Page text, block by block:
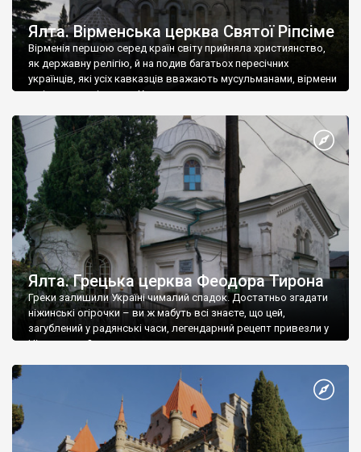
Ялта. Вірменська церква Святої Ріпсіме
Вірменія першою серед країн світу прийняла християнство,
як державну релігію, й на подив багатьох пересічних
українців, які усіх кавказців вважають мусульманами, вірмени
є відданими вірянами Христа
Ялта. Грецька церква Феодора Тирона
Греки залишили Україні чималий спадок. Достатньо згадати
ніжинські огірочки – ви ж мабуть всі знаєте, що цей,
загублений у радянські часи, легендарний рецепт привезли у
Ніжин греки?